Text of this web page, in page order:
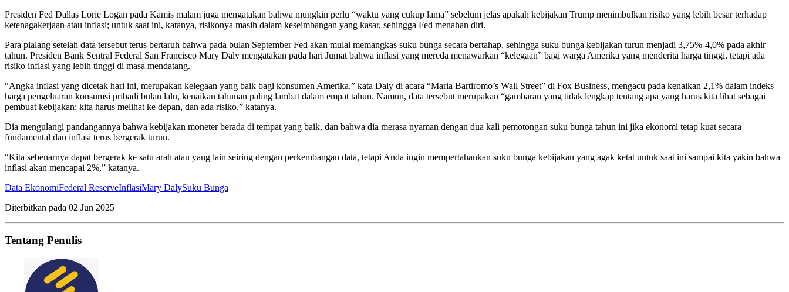
Presiden Fed Dallas Lorie Logan pada Kamis malam juga mengatakan bahwa mungkin perlu “waktu yang cukup lama” sebelum jelas apakah kebijakan Trump menimbulkan risiko yang lebih besar terhadap
ketenagakerjaan atau inflasi; untuk saat ini, katanya, risikonya masih dalam keseimbangan yang kasar, sehingga Fed menahan diri.
Para pialang setelah data tersebut terus bertaruh bahwa pada bulan September Fed akan mulai memangkas suku bunga secara bertahap, sehingga suku bunga kebijakan turun menjadi 3,75%-4,0% pada akhir
tahun. Presiden Bank Sentral Federal San Francisco Mary Daly mengatakan pada hari Jumat bahwa inflasi yang mereda menawarkan “kelegaan” bagi warga Amerika yang menderita harga tinggi, tetapi ada
risiko inflasi yang lebih tinggi di masa mendatang.
“Angka inflasi yang dicetak hari ini, merupakan kelegaan yang baik bagi konsumen Amerika,” kata Daly di acara “Maria Bartiromo’s Wall Street” di Fox Business, mengacu pada kenaikan 2,1% dalam indeks
harga pengeluaran konsumsi pribadi bulan lalu, kenaikan tahunan paling lambat dalam empat tahun. Namun, data tersebut merupakan “gambaran yang tidak lengkap tentang apa yang harus kita lihat sebagai
pembuat kebijakan; kita harus melihat ke depan, dan ada risiko,” katanya.
Dia mengulangi pandangannya bahwa kebijakan moneter berada di tempat yang baik, dan bahwa dia merasa nyaman dengan dua kali pemotongan suku bunga tahun ini jika ekonomi tetap kuat secara
fundamental dan inflasi terus bergerak turun.
“Kita sebenarnya dapat bergerak ke satu arah atau yang lain seiring dengan perkembangan data, tetapi Anda ingin mempertahankan suku bunga kebijakan yang agak ketat untuk saat ini sampai kita yakin bahwa
inflasi akan mencapai 2%,” katanya.
Data EkonomiFederal ReserveInflasiMary DalySuku Bunga
Diterbitkan pada 02 Jun 2025
Tentang Penulis